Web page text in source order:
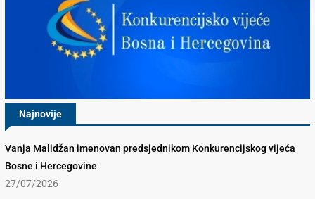
Najnovije
Vanja Malidžan imenovan predsjednikom Konkurencijskog vijeća
Bosne i Hercegovine
27/07/2026